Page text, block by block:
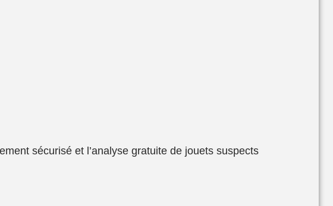
sécurisé et l’analyse gratuite de jouets suspects